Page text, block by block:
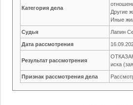
Категория дела
Другие
Иные
Судья Лапин
Дата рассмотрения
Результат рассмотрения
иска
Признак рассмотрения дела